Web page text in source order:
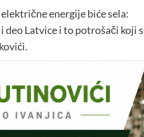
energije biće sela:
deo Latvice i to potrošači koji